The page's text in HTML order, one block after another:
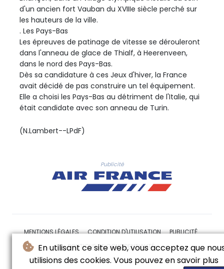
En utilisant ce site web, vous acceptez que
utilisions des cookies. Vous pouvez en savoir plus
d'un ancien fort Vauban du XVIIIe siècle perché sur
les hauteurs de la ville.
. Les Pays-Bas
Les épreuves de patinage de vitesse se dérouleront
dans l'anneau de glace de Thialf, à Heerenveen,
dans le nord des Pays-Bas.
Dès sa candidature à ces Jeux d'hiver, la France
avait décidé de pas construire un tel équipement.
Elle a choisi les Pays-Bas au détriment de l'Italie, qui
était candidate avec son anneau de Turin.
(N.Lambert--LPdF)
Publicité
MENTIONS LÉGALES CONDITION D'UTILISATION
PUBLICITÉ
POLITIQUE DE CONFIDENTIALITÉ